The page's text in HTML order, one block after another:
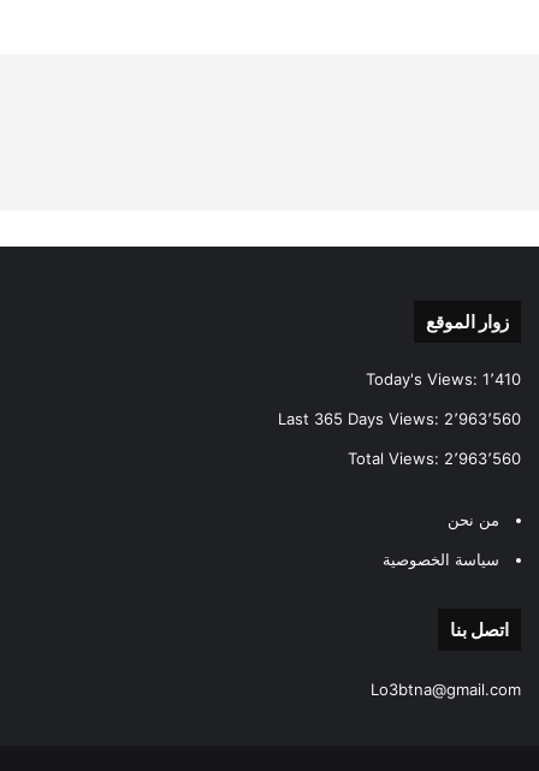
زوار الموقع
Today's Views: 1٬410
Last 365 Days Views: 2٬963٬560
Total Views: 2٬963٬560
من نحن
سياسة الخصوصية
اتصل بنا
Lo3btna@gmail.com